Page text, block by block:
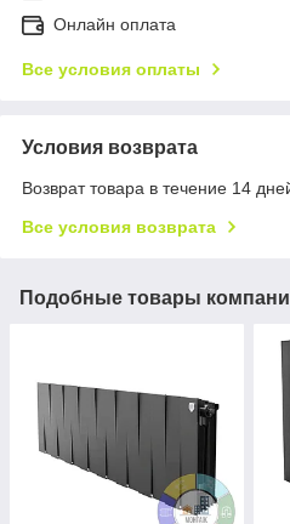
Онлайн оплата
Все условия оплаты
Условия возврата
Возврат товара в течение 14
Все условия возврата
Подобные товары